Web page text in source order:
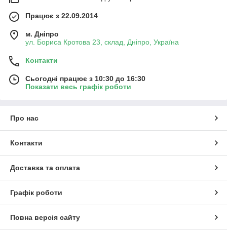
Працює з 22.09.2014
м. Дніпро
ул. Бориса Кротова 23, склад, Дніпро, Україна
Контакти
Сьогодні працює з 10:30 до 16:30
Показати весь графік роботи
Про нас
Контакти
Доставка та оплата
Графік роботи
Повна версія сайту